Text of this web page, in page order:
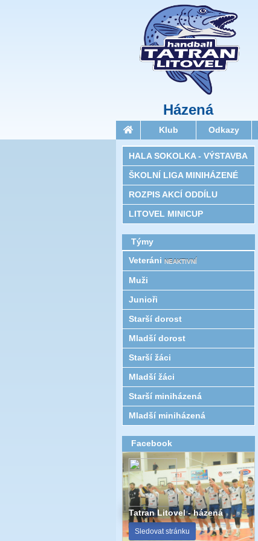
Házená
Klub Odkazy
HALA SOKOLKA - VÝSTAVBA
ŠKOLNÍ LIGA MINIHÁZENÉ
ROZPIS AKCÍ ODDÍLU
LITOVEL MINICUP
Týmy
Veteráni NEAKTIVNÍ
Muži
Junioři
Starší dorost
Mladší dorost
Starší žáci
Mladší žáci
Starší miniházená
Mladší miniházená
Facebook
Tatran Litovel - házená
Sledovat stránku